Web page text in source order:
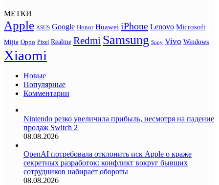
МЕТКИ
Apple ASUS Google Honor Huawei iPhone Lenovo Microsoft
Mijia Oppo Pixel Realme Redmi Samsung Sony Vivo Windows
Xiaomi
Новые
Популярные
Комментарии
Nintendo резко увеличила прибыль, несмотря на падение
продаж Switch 2
08.08.2026
OpenAI потребовала отклонить иск Apple о краже
секретных разработок: конфликт вокруг бывших
сотрудников набирает обороты
08.08.2026